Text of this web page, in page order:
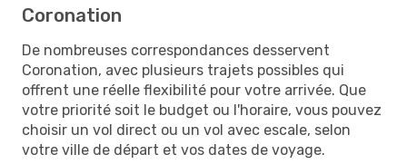
Coronation
De nombreuses correspondances desservent
Coronation, avec plusieurs trajets possibles qui
offrent une réelle flexibilité pour votre arrivée. Que
votre priorité soit le budget ou l'horaire, vous pouvez
choisir un vol direct ou un vol avec escale, selon
votre ville de départ et vos dates de voyage.